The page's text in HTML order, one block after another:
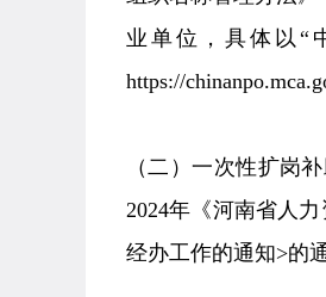
业单位，具体以“
https://
（二）一次性扩岗
2024年《河南省人
经办工作的通知>的